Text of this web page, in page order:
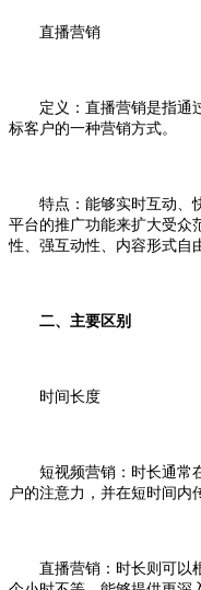
直播营销
定义：直播营销是指通过
标客户的一种营销方式。
特点：能够实时互动、快
平台的推广功能来扩大受众
性、强互动性、内容形式自
二、主要区别
时间长度
短视频营销：时长通常在
户的注意力，并在短时间内
直播营销：时长则可以根